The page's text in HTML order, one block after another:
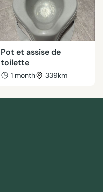
Pot et assise de
toilette
1 month 339km